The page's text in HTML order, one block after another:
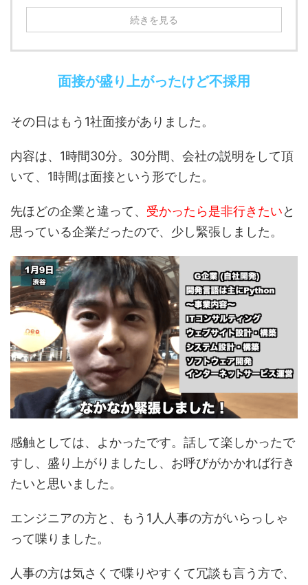
続きを見る
面接が盛り上がったけど不採用
その日はもう1社面接がありました。
内容は、1時間30分。30分間、会社の説明をして頂
いて、1時間は面接という形でした。
先ほどの企業と違って、 受かったら是非行きたいと
思っている企業だったので、少し緊張しました。
感触としては、よかったです。話して楽しかったで
すし、盛り上がりましたし、お呼びがかかれば行き
たいと思いました。
エンジニアの方と、もう1人人事の方がいらっしゃ
って喋りました。
人事の方は気さくで喋りやすくて冗談も言う方で、